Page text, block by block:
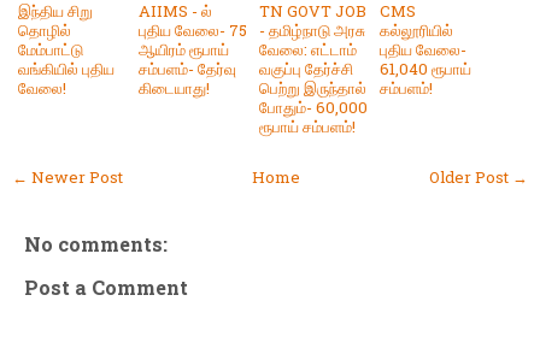
இந்திய சிறு
தொழில்
மேம்பாட்டு
வங்கியில் புதிய
வேலை!
AIIMS - ல்
புதிய வேலை- 75
ஆயிரம் ரூபாய்
சம்பளம்- தேர்வு
கிடையாது!
TN GOVT JOB
- தமிழ்நாடு அரசு
வேலை: எட்டாம்
வகுப்பு தேர்ச்சி
பெற்று இருந்தால்
போதும்- 60,000
ரூபாய் சம்பளம்!
CMS
கல்லூரியில்
புதிய வேலை-
61,040 ரூபாய்
சம்பளம்!
← Newer Post Older Post →
Home
No comments:
Post a Comment